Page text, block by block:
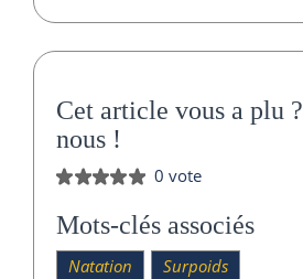
Cet article vous a plu ?
nous !
0 vote
Mots-clés associés
Natation Surpoids